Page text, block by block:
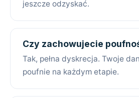
jeszcze odzyskać.
Czy zachowujecie
Tak, pełna dyskrecja. Twoje
poufnie na każdym etapie.